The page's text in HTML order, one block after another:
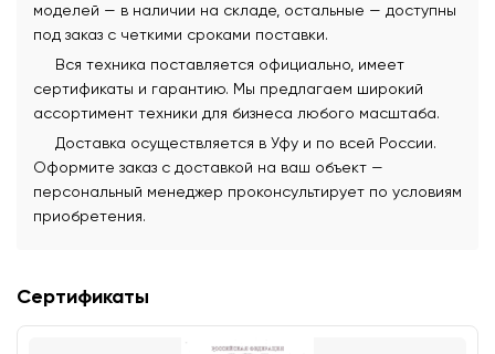
моделей — в наличии на складе, остальные — доступны
под заказ с четкими сроками поставки.
Вся техника поставляется официально, имеет
сертификаты и гарантию. Мы предлагаем широкий
ассортимент техники для бизнеса любого масштаба.
Доставка осуществляется в Уфу и по всей России.
Оформите заказ с доставкой на ваш объект —
персональный менеджер проконсультирует по условиям
приобретения.
Сертификаты